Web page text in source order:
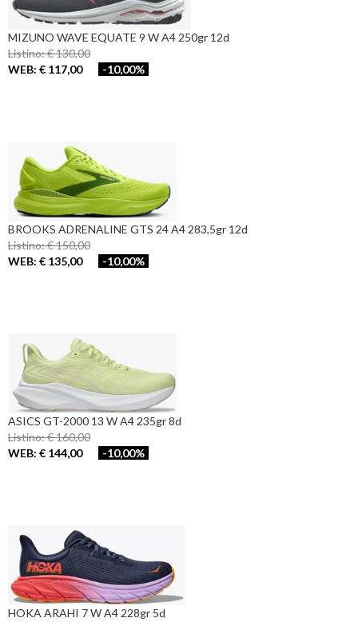
MIZUNO WAVE EQUATE 9 W A4 250gr 12d
Listino: € 130,00
WEB: € 117,00
-10,00%
BROOKS ADRENALINE GTS 24 A4 283,5gr 12d
Listino: € 150,00
WEB: € 135,00
-10,00%
ASICS GT-2000 13 W A4 235gr 8d
Listino: € 160,00
WEB: € 144,00
-10,00%
HOKA ARAHI 7 W A4 228gr 5d